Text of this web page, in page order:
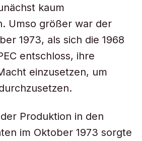
kaum
Umso größer war der
1973, als sich die 1968
entschloss, ihre
einzusetzen, um
Produktion in den
im Oktober 1973 sorgte